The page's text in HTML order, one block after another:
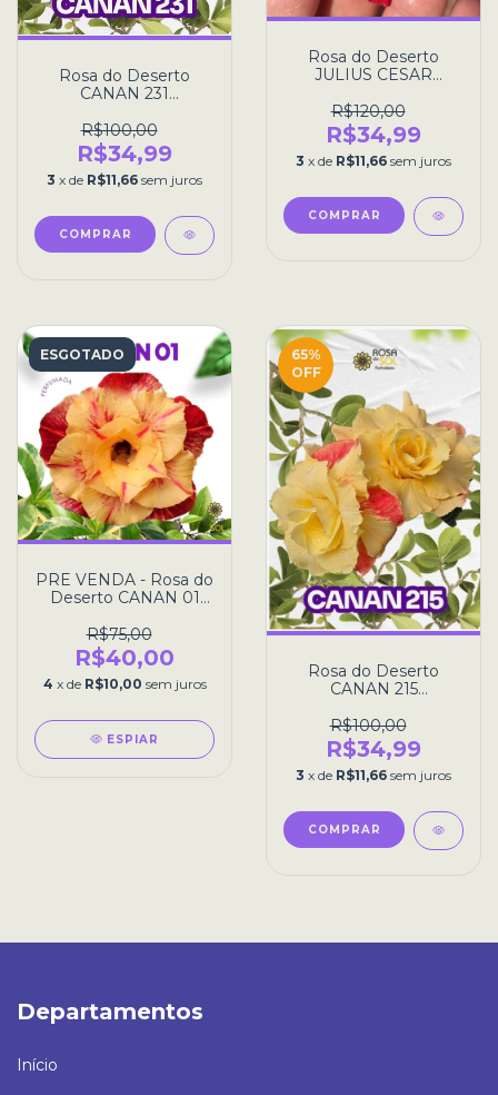
Rosa do Deserto
CANAN 231
venda
R$100,00
R$34,99
3 x de R$11,66 sem juros
Rosa do Deserto
JULIUS CESAR
R$120,00
R$34,99
3 x de R$11,66 sem juros
ESGOTADO
PRE VENDA - Rosa do
Deserto CANAN 01
R$75,00
R$40,00
4 x de R$10,00 sem juros
ESPIAR
65%
OFF
Rosa do Deserto
CANAN 215
venda
R$100,00
R$34,99
3 x de R$11,66 sem juros
Departamentos
Início